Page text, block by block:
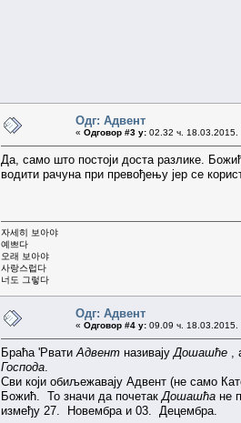
Одг: Адвент
« Одговор #3 у: 02.32 ч. 18.03.2015.
Да, само што постоји доста разлике.
водити рачуна при превођењу јер се
자세히 보아야
예쁘다
오래 보아야
사랑스럽다
너도 그렇다
Одг: Адвент
« Одговор #4 у: 09.09 ч. 18.03.2015.
Браћа 'Рвати Адвент називају Дошашће
Господа
Сви који обиљежавају Адвент (не само
Божић. То значи да почетак Дошашћа не
између 27. Новембра и 03. Децембра.